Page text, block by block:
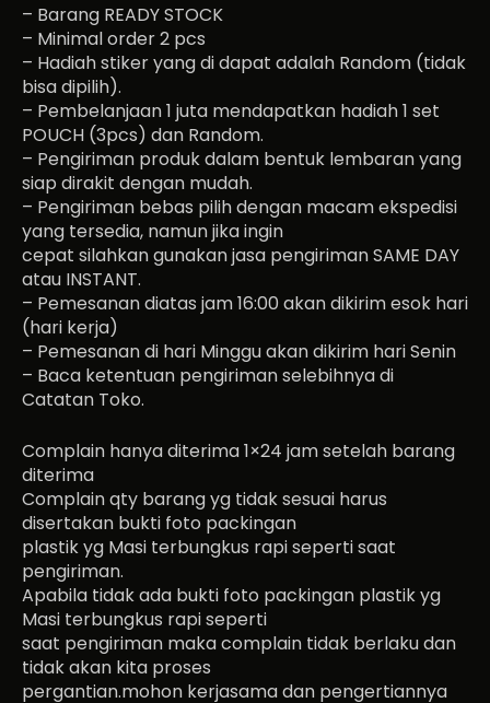
– Barang READY STOCK
– Minimal order 2 pcs
– Hadiah stiker yang di dapat adalah Random (tidak
bisa dipilih).
– Pembelanjaan 1 juta mendapatkan hadiah 1 set
POUCH (3pcs) dan Random.
– Pengiriman produk dalam bentuk lembaran yang
siap dirakit dengan mudah.
– Pengiriman bebas pilih dengan macam ekspedisi
yang tersedia, namun jika ingin
cepat silahkan gunakan jasa pengiriman SAME DAY
atau INSTANT.
– Pemesanan diatas jam 16:00 akan dikirim esok hari
(hari kerja)
– Pemesanan di hari Minggu akan dikirim hari Senin
– Baca ketentuan pengiriman selebihnya di
Catatan Toko.
Complain hanya diterima 1×24 jam setelah barang
diterima
Complain qty barang yg tidak sesuai harus
disertakan bukti foto packingan
plastik yg Masi terbungkus rapi seperti saat
pengiriman.
Apabila tidak ada bukti foto packingan plastik yg
Masi terbungkus rapi seperti
saat pengiriman maka complain tidak berlaku dan
tidak akan kita proses
pergantian.mohon kerjasama dan pengertiannya